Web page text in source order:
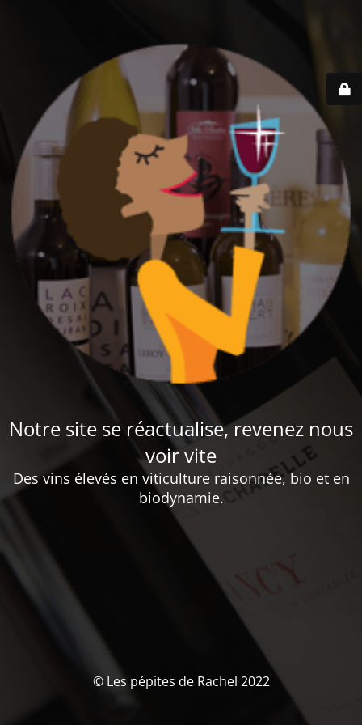
Notre site se réactualise, revenez nous
voir vite
Des vins élevés en viticulture raisonnée, bio et en
biodynamie.
© Les pépites de Rachel 2022